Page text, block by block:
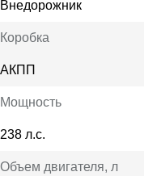
Внедорожник
Коробка
АКПП
Мощность
238 л.с.
Объем двигателя, л